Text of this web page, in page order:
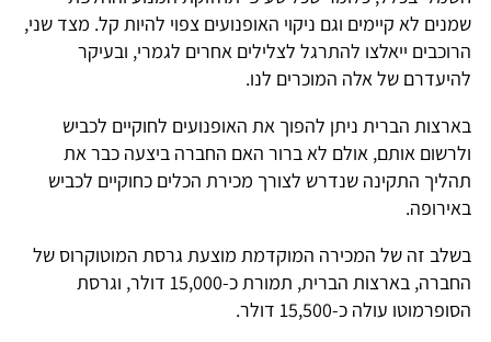
שמנים לא קיימים וגם ניקוי האופנועים צפוי להיות קל. מצד שני,
הרוכבים ייאלצו להתרגל לצלילים אחרים לגמרי, ובעיקר
להיעדרם של אלה המוכרים לנו.
בארצות הברית ניתן להפוך את האופנועים לחוקיים לכביש
ולרשום אותם, אולם לא ברור האם החברה ביצעה כבר את
תהליך התקינה שנדרש לצורך מכירת הכלים כחוקיים לכביש
באירופה.
בשלב זה של המכירה המוקדמת מוצעת גרסת המוטוקרוס של
החברה, בארצות הברית, תמורת כ-15,000 דולר, וגרסת
הסופרמוטו עולה כ-15,500 דולר.